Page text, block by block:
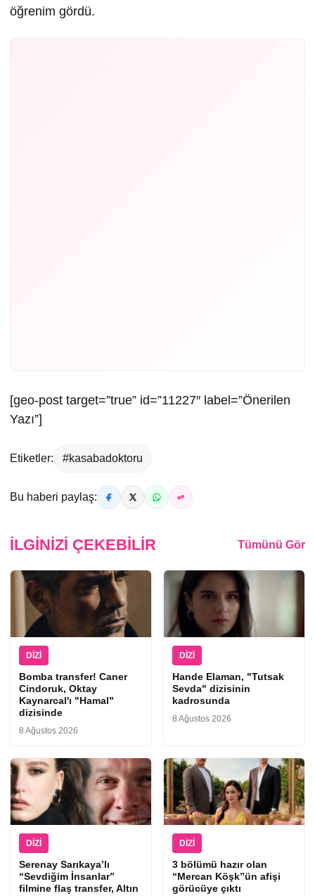
öğrenim gördü.
[geo-post target=”true” id=”11227″ label=”Önerilen
Yazı”]
Etiketler: #kasabadoktoru
Bu haberi paylaş:
İLGINIZI ÇEKEBILIR Tümünü Gör
DIZI
Bomba transfer! Caner
Cindoruk, Oktay
Kaynarcal'ı "Hamal"
dizisinde
8 Ağustos 2026
DIZI
Hande Elaman, "Tutsak
Sevda" dizisinin
kadrosunda
8 Ağustos 2026
DIZI
Serenay Sarıkaya’lı
“Sevdiğim İnsanlar”
filmine flaş transfer, Altın
DIZI
3 bölümü hazır olan
“Mercan Köşk”ün afişi
görücüye çıktı